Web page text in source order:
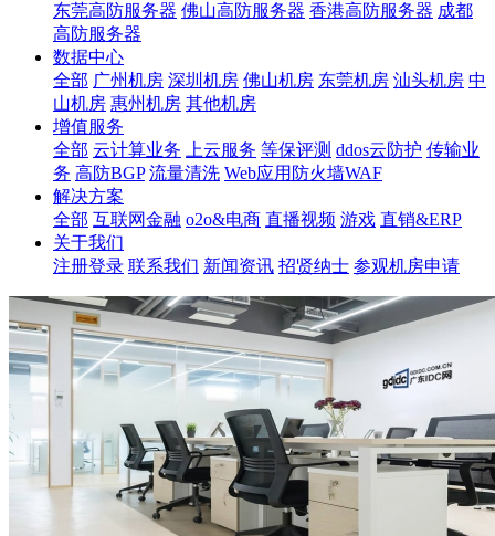
东莞高防服务器 佛山高防服务器 香港高防服务器 成都
高防服务器
数据中心
全部 广州机房 深圳机房 佛山机房 东莞机房 汕头机房 中
山机房 惠州机房 其他机房
增值服务
全部 云计算业务 上云服务 等保评测 ddos云防护 传输业
务 高防BGP 流量清洗 Web应用防火墙WAF
解决方案
全部 互联网金融 o2o&电商 直播视频 游戏 直销&ERP
关于我们
注册登录 联系我们 新闻资讯 招贤纳士 参观机房申请